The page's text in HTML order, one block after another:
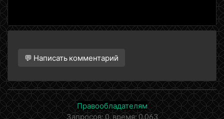
💬 Написать комментарий
Правообладателям
Запросов: 0, время: 0.063